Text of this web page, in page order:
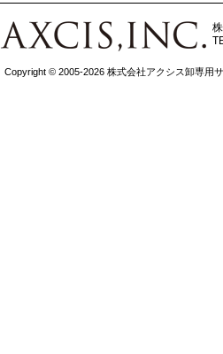
Copyright © 2005-2026 株式会社アクシス卸専用